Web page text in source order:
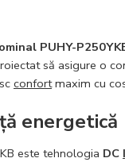
PUHY-
să asigure o
confortmaxim cu
energetică
este tehnologia DC